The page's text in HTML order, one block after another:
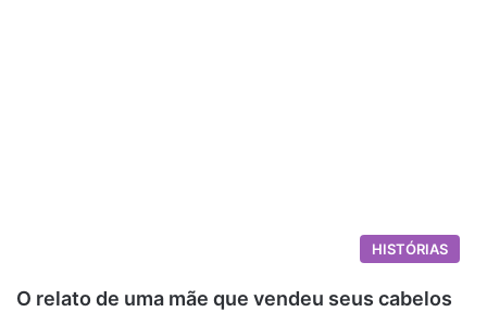
HISTÓRIAS
O relato de uma mãe que vendeu seus cabelos